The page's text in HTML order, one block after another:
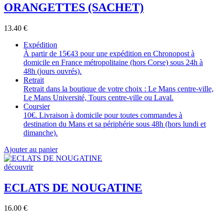
ORANGETTES (SACHET)
13.40 €
Expédition
À partir de 15€43 pour une expédition en Chronopost à
domicile en France métropolitaine (hors Corse) sous 24h à
48h (jours ouvrés).
Retrait
Retrait dans la boutique de votre choix : Le Mans centre-ville,
Le Mans Université, Tours centre-ville ou Laval.
Coursier
10€. Livraison à domicile pour toutes commandes à
destination du Mans et sa périphérie sous 48h (hors lundi et
dimanche).
Ajouter au panier
découvrir
ECLATS DE NOUGATINE
16.00 €